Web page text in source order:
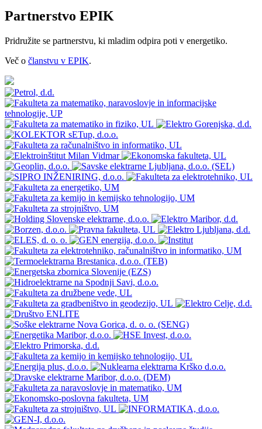
Partnerstvo EPIK
Pridružite se partnerstvu, ki mladim odpira poti v energetiko.
Več o članstvu v EPIK.